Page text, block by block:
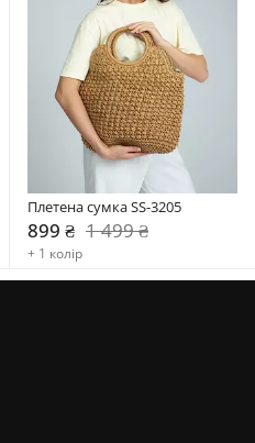
Плетена сумка SS-3205
899 ₴ 1 499 ₴
+ 1 колір